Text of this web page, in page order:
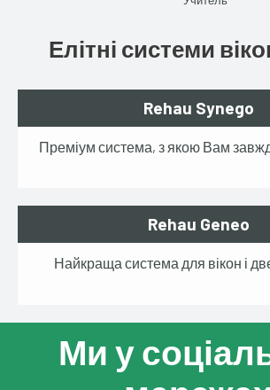
Елітні системи
Rehau Synego
Преміум система, з якою Вам
Rehau Geneo
Найкраща система для вікон і
Ми у